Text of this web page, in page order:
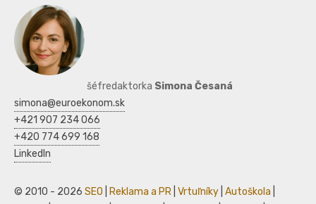
šéfredaktorka Simona Česaná
simona@euroekonom.sk
+421 907 234 066
+420 774 699 168
LinkedIn
© 2010 - 2026 SEO Reklama a PR Vrtuľníky Autoškola